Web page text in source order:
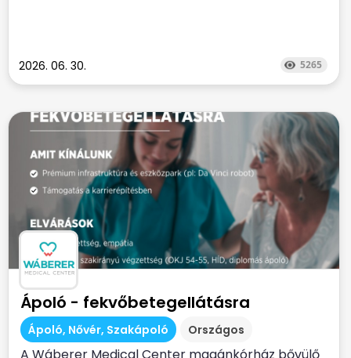
2026. 06. 30. 5265
Ápoló - fekvőbetegellátásra
Ápoló, Nővér, Szakápoló Országos